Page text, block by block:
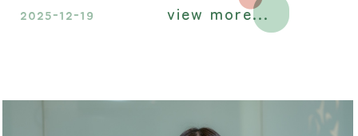
了．．．
2025-12-19 view more...